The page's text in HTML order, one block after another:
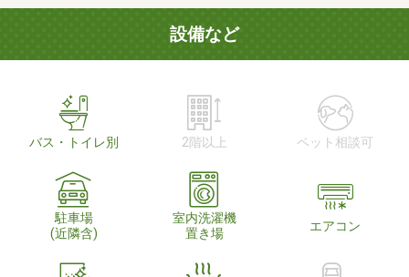
設備など
バス・トイレ別 2階以上 ペット相談可
駐車場
(近隣含)
室内洗濯機
置き場
エアコン